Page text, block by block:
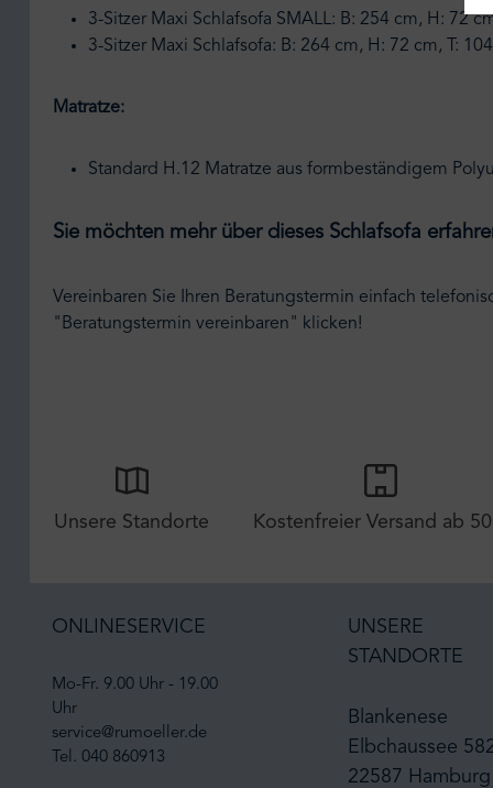
3-Sitzer Maxi Schlafsofa SMALL: B: 254 cm, H: 72
3-Sitzer Maxi Schlafsofa: B: 264 cm, H: 72 cm, T:
Matratze:
Standard H.12 Matratze aus formbeständigem
Sie möchten mehr über dieses Schlafsofa
Vereinbaren Sie Ihren Beratungstermin einfach
"Beratungstermin vereinbaren" klicken!
Unsere Standorte Kostenfreier Versand ab
ONLINESERVICE
Mo-Fr. 9.00 Uhr - 19.00
Uhr
service@rumoeller.de
Tel. 040 860913
UNSERE
STANDORTE
Blankenese
Elbchaussee
22587 Hamburg